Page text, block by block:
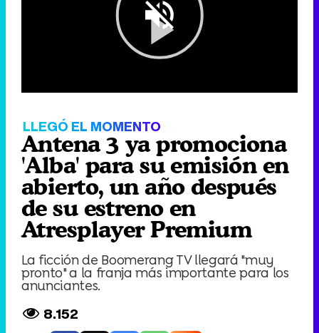
Video
Player
is
loading.
seconds
seconds
LLEGÓ EL MOMENTO
Antena 3 ya promociona
'Alba' para su emisión en
abierto, un año después
de su estreno en
Atresplayer Premium
La ficción de Boomerang TV llegará "muy
pronto" a la franja más importante para los
anunciantes.
8.152